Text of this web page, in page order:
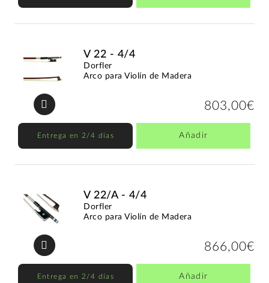
V 22 - 4/4
Dorfler
Arco para Violín de Madera
803,00€
Entrega en 2/4 días Añadir
V 22/A - 4/4
Dorfler
Arco para Violín de Madera
866,00€
Entrega en 2/4 días Añadir